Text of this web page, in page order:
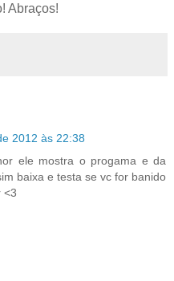
Abraços!
2012 às 22:38
ele mostra o progama e da
baixa e testa se vc for banido
<3